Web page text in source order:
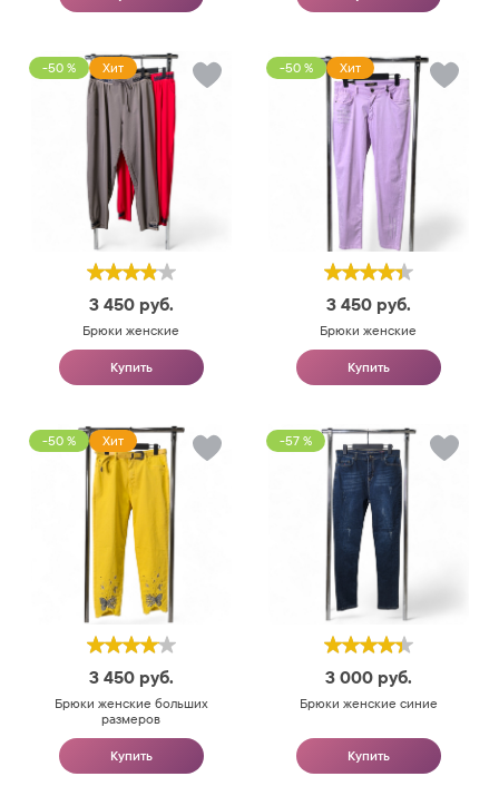
-50 % Хит
3 450 руб.
Брюки женские
Купить
-50 % Хит
3 450 руб.
Брюки женские
Купить
-50 % Хит
3 450 руб.
Брюки женские больших
размеров
Купить
-57 %
3 000 руб.
Брюки женские синие
Купить